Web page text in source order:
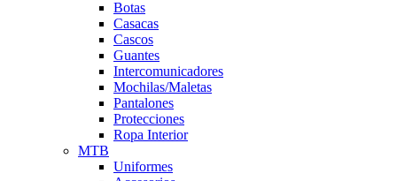
Botas
Casacas
Cascos
Guantes
Intercomunicadores
Mochilas/Maletas
Pantalones
Protecciones
Ropa Interior
MTB
Uniformes